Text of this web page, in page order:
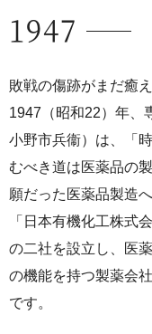
1947
敗戦の傷跡がまだ癒
1947（昭和22）年、
小野市兵衞）は、「
むべき道は医薬品の
願だった医薬品製造
「日本有機化工株式
の二社を設立し、医
の機能を持つ製薬会
です。